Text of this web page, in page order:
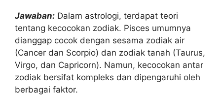
Jawaban: Dalam astrologi, terdapat teori
tentang kecocokan zodiak. Pisces umumnya
dianggap cocok dengan sesama zodiak air
(Cancer dan Scorpio) dan zodiak tanah (Taurus,
Virgo, dan Capricorn). Namun, kecocokan antar
zodiak bersifat kompleks dan dipengaruhi oleh
berbagai faktor.